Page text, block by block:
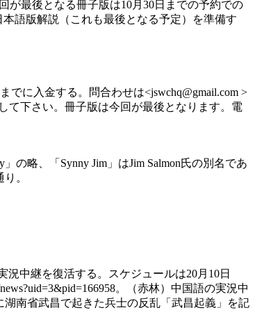
が最後となる冊子版は10月30日までの予約での
語版解説（これも最後となる予定）を準備す
に入金する。問合わせは<jswchq@gmail.com >
て下さい。冊子版は今回が最後となります。電
の略、「Synny Jim」はJim Salmon氏の別名であ
。
中継を復活する。スケジュールは20月10日
。（赤林）中国語の実況中
湖南省武昌で起きた兵士の反乱「武昌起義」を記